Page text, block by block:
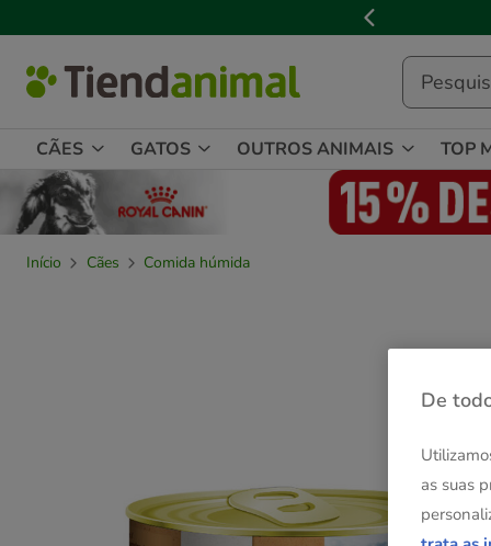
de
mensagem,
CÃES GATOS OUTROS ANIMAIS TOP
Início Cães
Comida húmida
De
as suas